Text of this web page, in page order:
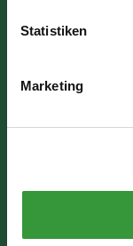
Statistiken
Marketing